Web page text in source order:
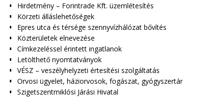
Hirdetmény – Forintrade Kft. üzemlétesítés
Körzeti álláslehetőségek
Epres utca és térsége szennyvízhálózat bővítés
Közterületek elnevezése
Címkezeléssel érintett ingatlanok
Letölthető nyomtatványok
VÉSZ – veszélyhelyzeti értesítési szolgáltatás
Orvosi ügyelet, háziorvosok, fogászat, gyógyszertár
Szigetszentmiklósi Járási Hivatal